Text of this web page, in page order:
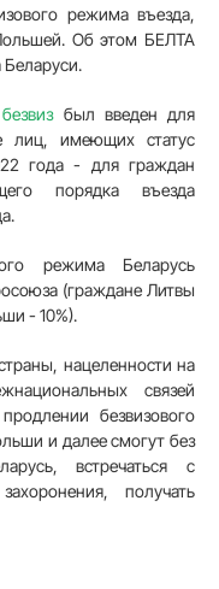
режима въезда,
Об этом БЕЛТА
Беларуси.
безвизбыл введен для
лиц, имеющих статус
года - для граждан
порядка въезда
режима Беларусь
(граждане Литвы
- 10%).
нацеленности на
связей
безвизового
и далее смогут без
встречаться с
получать